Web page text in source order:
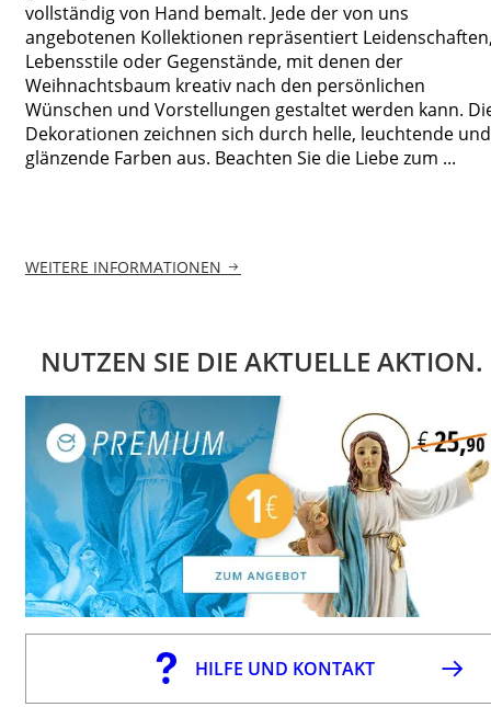
vollständig von Hand bemalt. Jede der von uns
angebotenen Kollektionen repräsentiert
Lebensstile oder Gegenstände, mit denen der
Weihnachtsbaum kreativ nach den persönlichen
Wünschen und Vorstellungen gestaltet werden kann.
Dekorationen zeichnen sich durch helle, leuchtende und
glänzende Farben aus. Beachten Sie die Liebe zum ...
WEITERE INFORMATIONEN
NUTZEN SIE DIE AKTUELLE AKTION.
HILFE UND KONTAKT